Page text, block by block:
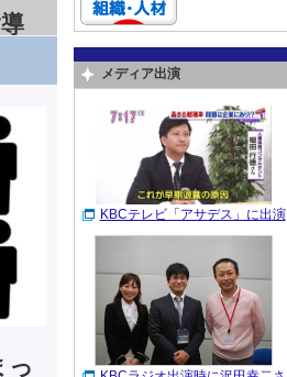
っ
メディア出演
KBCテレビ「アサデス」に出演